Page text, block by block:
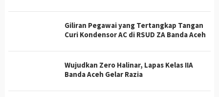
Giliran Pegawai yang Tertangkap Tangan
Curi Kondensor AC di RSUD ZA Banda Aceh
Wujudkan Zero Halinar, Lapas Kelas IIA
Banda Aceh Gelar Razia